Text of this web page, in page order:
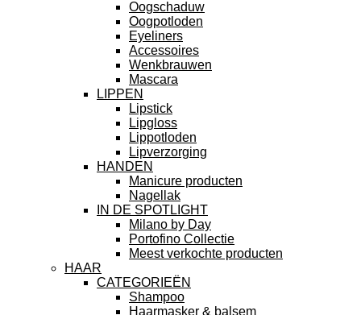
Oogschaduw
Oogpotloden
Eyeliners
Accessoires
Wenkbrauwen
Mascara
LIPPEN
Lipstick
Lipgloss
Lippotloden
Lipverzorging
HANDEN
Manicure producten
Nagellak
IN DE SPOTLIGHT
Milano by Day
Portofino Collectie
Meest verkochte producten
HAAR
CATEGORIEËN
Shampoo
Haarmasker & balsem